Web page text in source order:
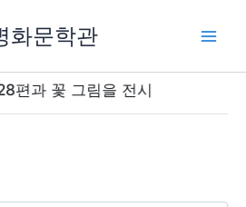
화문학관
과 꽃 그림을 전시